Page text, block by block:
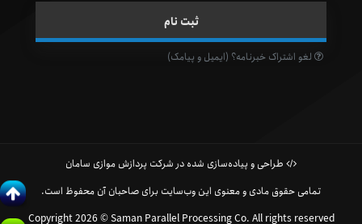
لغو اشتراک خبرنامه؟ (ایمیل و پیامک)
طراحی و پیاده‌سازی شده در شرکت پردازش موازی سامان
تمامی حقوق مادی و معنوی این وب‌سایت برای صاحبان آن محفوظ است.
Copyright 2026 © Saman Parallel Processing Co. All rights reserved